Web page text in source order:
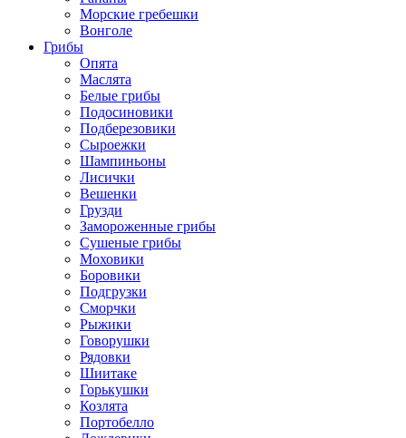
Морские гребешки
Вонголе
Грибы
Опята
Маслята
Белые грибы
Подосиновики
Подберезовики
Сыроежки
Шампиньоны
Лисички
Вешенки
Грузди
Замороженные грибы
Сушеные грибы
Моховики
Боровики
Подгрузки
Сморчки
Рыжики
Говорушки
Рядовки
Шиитаке
Горькушки
Козлята
Портобелло